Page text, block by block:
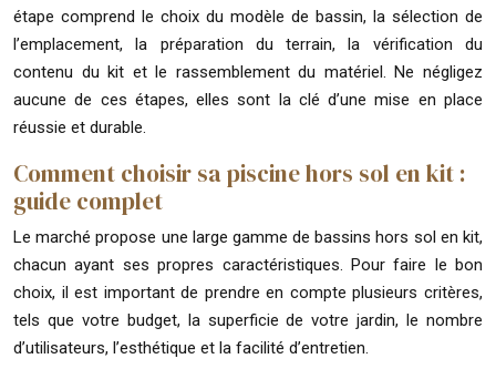
étape comprend le choix du modèle de bassin, la sélection de
l’emplacement, la préparation du terrain, la vérification du
contenu du kit et le rassemblement du matériel. Ne négligez
aucune de ces étapes, elles sont la clé d’une mise en place
réussie et durable.
Comment choisir sa piscine hors sol en kit :
guide complet
Le marché propose une large gamme de bassins hors sol en kit,
chacun ayant ses propres caractéristiques. Pour faire le bon
choix, il est important de prendre en compte plusieurs critères,
tels que votre budget, la superficie de votre jardin, le nombre
d’utilisateurs, l’esthétique et la facilité d’entretien.